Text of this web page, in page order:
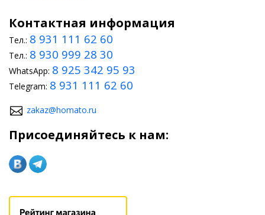
Контактная информация
Тел.: 8 931 111 62 60
Тел.: 8 930 999 28 30
WhatsApp: 8 925 342 95 93
Telegram: 8 931 111 62 60
zakaz@homato.ru
Присоединяйтесь к нам: